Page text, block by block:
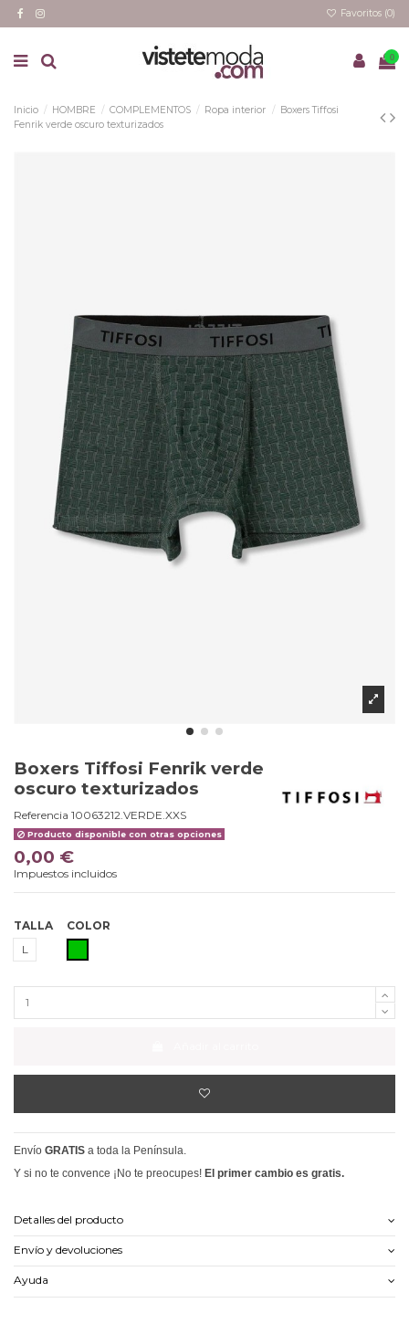
Favoritos (0)
0
Inicio HOMBRE COMPLEMENTOS Ropa interior
Boxers Tiffosi
Fenrik verde oscuro texturizados
Boxers Tiffosi Fenrik verde
oscuro texturizados
Referencia 10063212.VERDE.XXS
Producto disponible con otras opciones
0,00 €
Impuestos incluidos
TALLA
L
COLOR
Envío GRATIS a toda la Península.
Y si no te convence ¡No te preocupes! El primer cambio es gratis.
Detalles del producto
Envío y devoluciones
Ayuda